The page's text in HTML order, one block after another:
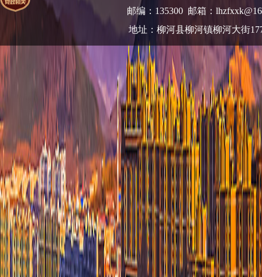
邮编：135300 邮箱：
地址：柳河县柳河镇柳河大街